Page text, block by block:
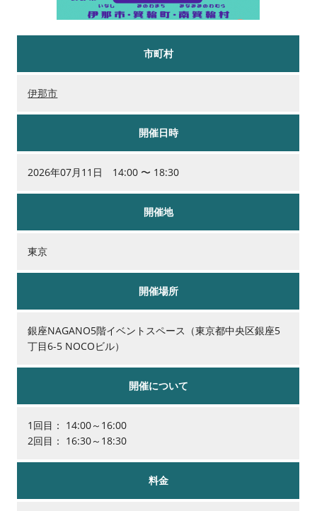
市町村
伊那市
開催日時
2026年07月11日 14:00 〜 18:30
開催地
東京
開催場所
銀座NAGANO5階イベントスペース（東京都中央区銀座5
丁目6-5 NOCOビル）
開催について
1回目： 14:00～16:00
2回目： 16:30～18:30
料金